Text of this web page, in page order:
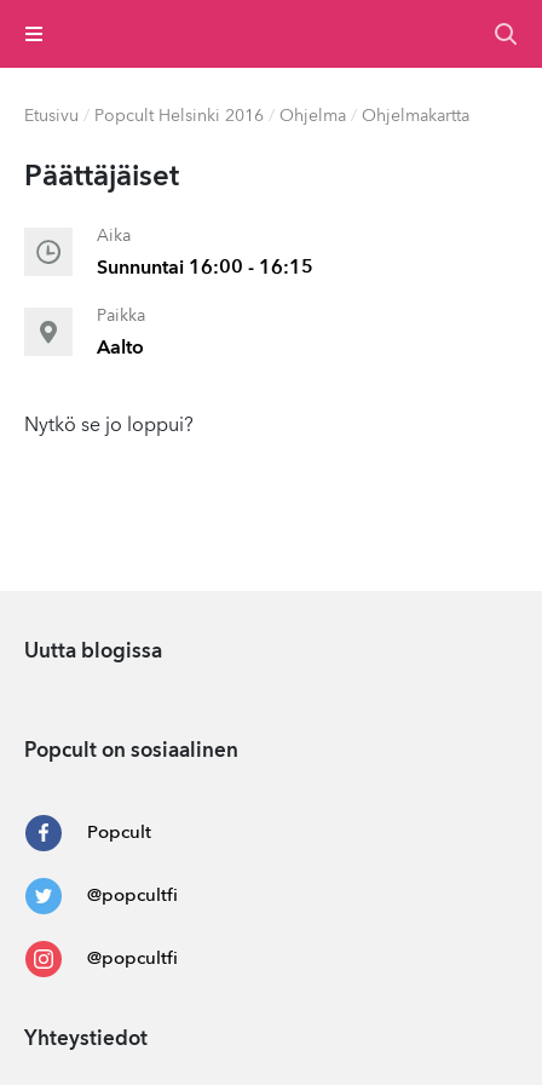
Valikko
Etusivu / Popcult Helsinki 2016 / Ohjelma / Ohjelmakartta
Päät­täjäiset
Aika
Sunnuntai 16:00 - 16:15
Paikka
Aalto
Nytkö se jo loppui?
Uutta blogissa
Popcult on sosiaalinen
Popcult
@popcultfi
@popcultfi
Yhteystiedot